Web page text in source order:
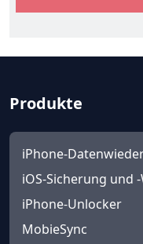
Produkte
iPhone-
iOS-Sicherung und
iPhone-Unlocker
MobieSync